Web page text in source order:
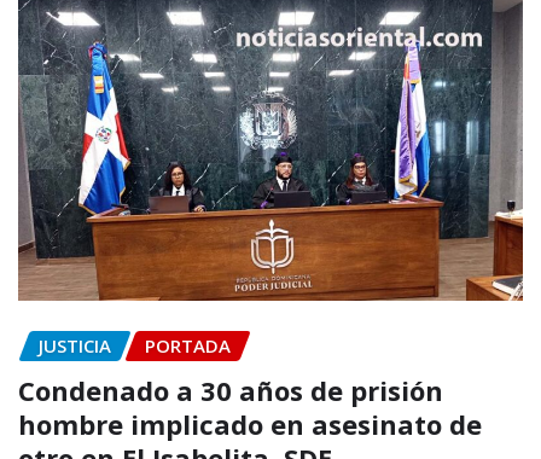
JUSTICIA PORTADA
Condenado a 30 años de prisión
hombre implicado en asesinato de